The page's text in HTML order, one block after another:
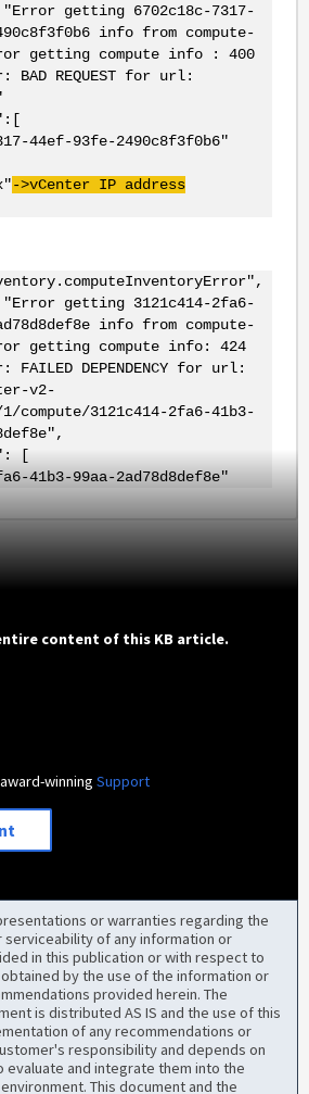
"Error getting 6702c18c-7317-
info from compute-
getting compute info : 400
REQUEST for url:
44ef-93fe-2490c8f3f0b6"
->vCenterIP address
"Error getting 3121c414-2fa6-
info from compute-
getting compute info: 424
DEPENDENCY for url:
v2-
compute/3121c414-2fa6-41b3-
[
41b3-99aa-2ad78d8def8e"
content of this KB article.
winningSupport
or warranties regarding the
serviceability of any information or
in this publication or with respect to
by the use of the information or
provided herein. The
is distributed AS IS and the use of this
of any recommendations or
responsibility and depends on
and integrate them into the
This document and the